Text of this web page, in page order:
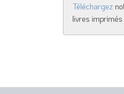
Téléchargez
livres